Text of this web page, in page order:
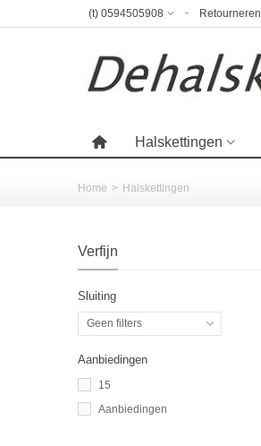
(t) 0594505908 Retourneren
Halskettingen
Home > Halskettingen
Verfijn
Sluiting
Geen filters
Aanbiedingen
15
Aanbiedingen